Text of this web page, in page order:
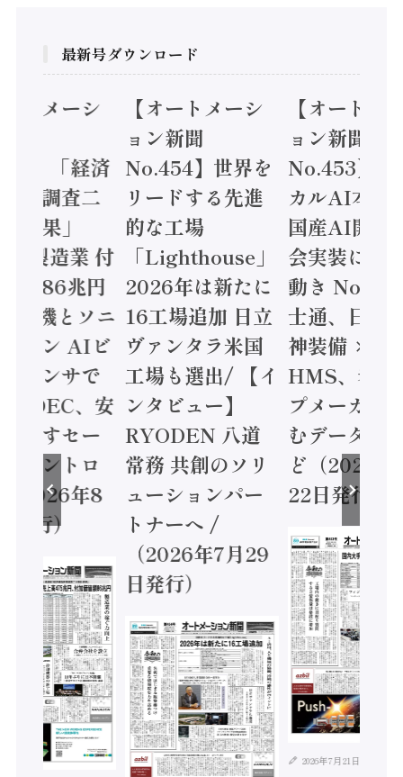
最新号ダウンロード
トメーシ
】「経済
態調査二
結果」
年製造業 付
額86兆円
電機とソニ
コン AIビ
センサで
/ IDEC、安
かすセー
コントロ
2026年8
発行）
【オートメーシ
ョン新聞
No.454】世界を
リードする先進
的な工場
「Lighthouse」
2026年は新たに
16工場追加 日立
ヴァンタラ米国
工場も選出/ 【イ
ンタビュー】
RYODEN 八道
常務 共創のソリ
ューションパー
トナーへ /
（2026年7月29
日発行）
【オートメ
ョン新聞
No.453】フ
カルAI本格
国産AI開発
会実装に活
動き
士通、日立
神装備 ×
HMS、老舗
プメーカー
むデータ活
ど（2026年
22日発行）
2026年7月21日